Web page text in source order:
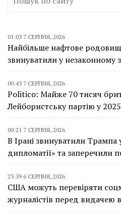
01:03 7 СЕРПНЯ, 2026
Найбільше нафтове
звинуватили у незаконному
00:43 7 СЕРПНЯ, 2026
Politico: Майже 70 тисяч
Лейбористську партію у
00:21 7 СЕРПНЯ, 2026
В Ірані звинуватили Трампа
дипломатії» та заперечили
23:59 6 СЕРПНЯ, 2026
США можуть перевіряти
журналістів перед видачею